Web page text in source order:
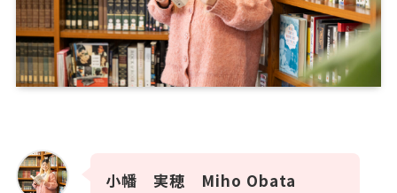
小幡 実穂 Miho Obata